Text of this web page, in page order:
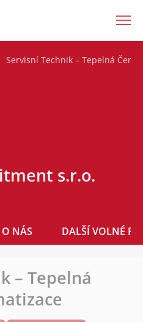
Servisní Technik – Tepelná
s.r.o.
O NÁS DALŠÍ VOLNÉ
– Tepelná